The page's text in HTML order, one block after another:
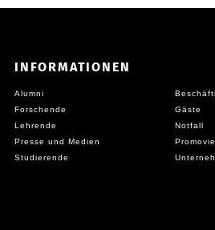
INFORMATIONEN
Alumni
Forschende
Gäste
Lehrende
Notfall
Presse und Medien
Studierende